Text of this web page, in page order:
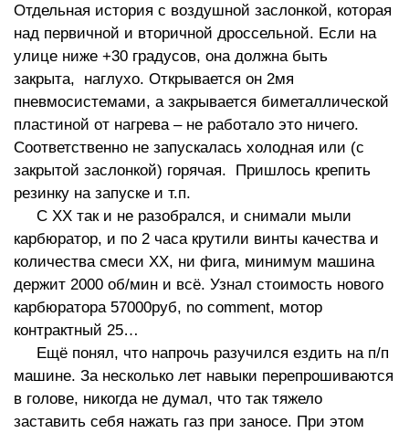
Отдельная история с воздушной заслонкой, которая
над первичной и вторичной дроссельной. Если на
улице ниже +30 градусов, она должна быть
закрыта, наглухо. Открывается он 2мя
пневмосистемами, а закрывается биметаллической
пластиной от нагрева – не работало это ничего.
Соответственно не запускалась холодная или (с
закрытой заслонкой) горячая. Пришлось крепить
резинку на запуске и т.п.
С ХХ так и не разобрался, и снимали мыли
карбюратор, и по 2 часа крутили винты качества и
количества смеси ХХ, ни фига, минимум машина
держит 2000 об/мин и всё. Узнал стоимость нового
карбюратора 57000руб, no comment, мотор
контрактный 25…
Ещё понял, что напрочь разучился ездить на п/п
машине. За несколько лет навыки перепрошиваются
в голове, никогда не думал, что так тяжело
заставить себя нажать газ при заносе. При этом